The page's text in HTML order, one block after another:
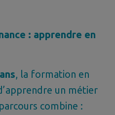
: apprendre en
, la formation en
un métier
combine :